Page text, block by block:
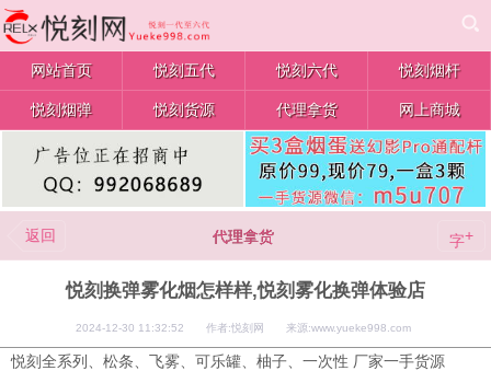
网站首页 悦刻五代 悦刻六代 悦刻烟杆
悦刻烟弹 悦刻货源 代理拿货 网上商城
返回 代理拿货 字+
悦刻换弹雾化烟怎样样,悦刻雾化换弹体验店
2024-12-30 11:32:52 作者:悦刻网 来源:www.yueke998.com
悦刻全系列、松条、飞雾、可乐罐、柚子、一次性 厂家一手货源